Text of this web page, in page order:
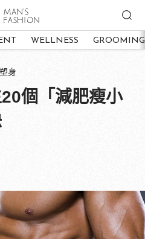
WELLNESS GROOMING
身
個「減肥瘦小